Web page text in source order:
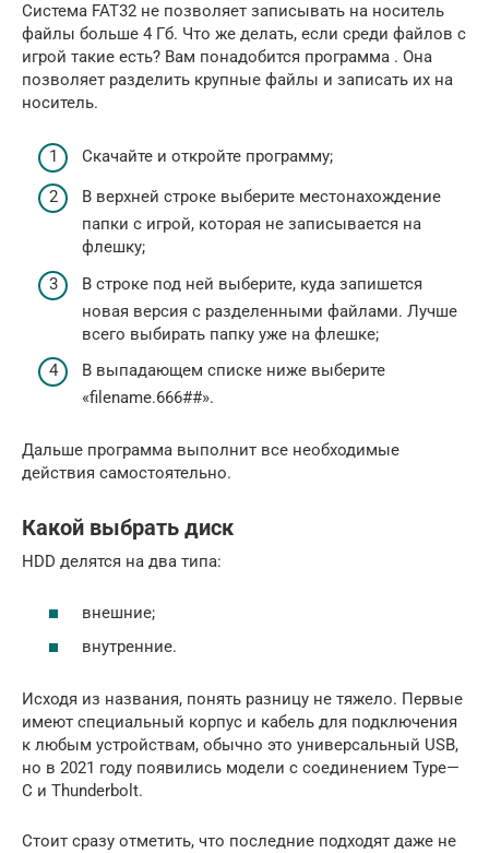
Система FAT32 не позволяет записывать на носитель
файлы больше 4 Гб. Что же делать, если среди файлов с
игрой такие есть? Вам понадобится программа . Она
позволяет разделить крупные файлы и записать их на
носитель.
Скачайте и откройте программу;
В верхней строке выберите местонахождение
папки с игрой, которая не записывается на
флешку;
В строке под ней выберите, куда запишется
новая версия с разделенными файлами. Лучше
всего выбирать папку уже на флешке;
В выпадающем списке ниже выберите
«filename.666##».
Дальше программа выполнит все необходимые
действия самостоятельно.
Какой выбрать диск
HDD делятся на два типа:
внешние;
внутренние.
Исходя из названия, понять разницу не тяжело. Первые
имеют специальный корпус и кабель для подключения
к любым устройствам, обычно это универсальный USB,
но в 2021 году появились модели с соединением Type—
C и Thunderbolt.
Стоит сразу отметить, что последние подходят даже не